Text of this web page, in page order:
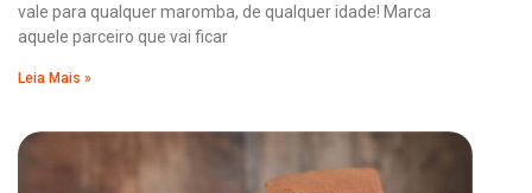
vale para qualquer maromba, de qualquer idade! Marca
aquele parceiro que vai ficar
Leia Mais »